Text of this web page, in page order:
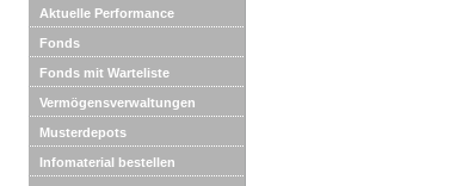
Aktuelle Performance
Fonds
Fonds mit Warteliste
Vermögensverwaltungen
Musterdepots
Infomaterial bestellen